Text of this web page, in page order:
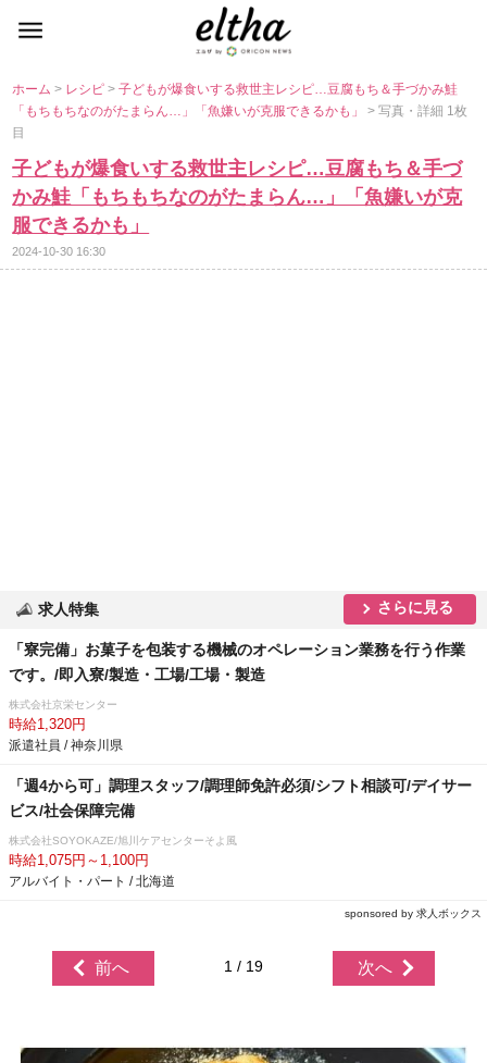
ホーム> レシピ>子どもが爆食いする救世主レシピ…豆腐もち＆手づかみ鮭
「もちもちなのがたまらん…」「魚嫌いが克服できるかも」> 写真・詳細 1枚
目
子どもが爆食いする救世主レシピ…豆腐もち＆手づ
かみ鮭「もちもちなのがたまらん…」「魚嫌いが克
服できるかも」
2024-10-30 16:30
求人特集 さらに見る
「寮完備」お菓子を包装する機械のオペレーション業務を行う作業
です。/即入寮/製造・工場/工場・製造
株式会社京栄センター
時給1,320円
派遣社員 / 神奈川県
「週4から可」調理スタッフ/調理師免許必須/シフト相談可/デイサー
ビス/社会保障完備
株式会社SOYOKAZE/旭川ケアセンターそよ風
時給1,075円～1,100円
アルバイト・パート / 北海道
sponsored by 求人ボックス
前へ 1 / 19 次へ